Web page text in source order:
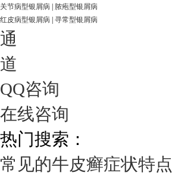
关节病型银屑病
脓疱型银屑病
红皮病型银屑病 寻常型银屑病
通
道
QQ咨询
在线咨询
热门搜索：
常见的牛皮癣症状特